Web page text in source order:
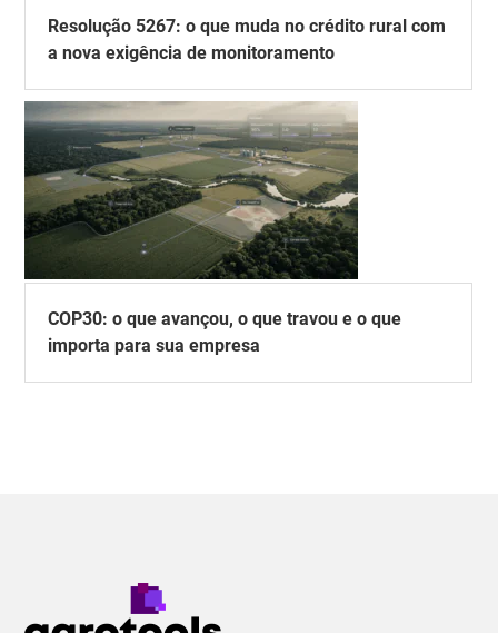
Resolução 5267: o que muda no crédito rural com
a nova exigência de monitoramento
COP30: o que avançou, o que travou e o que
importa para sua empresa